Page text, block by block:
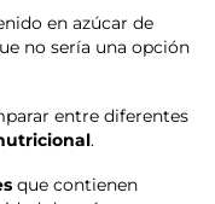
en azúcar de
no sería una opción
entre diferentes
.
que contienen